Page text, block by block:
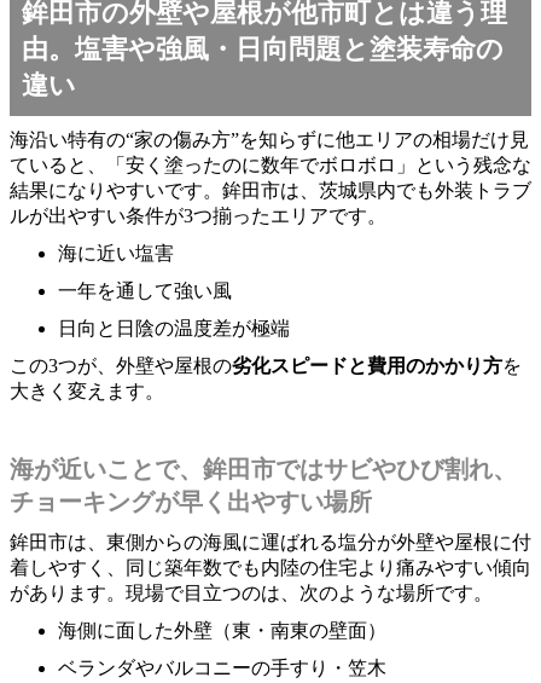
鉾田市の外壁や屋根が他市町とは違う理
由。塩害や強風・日向問題と塗装寿命の
違い
海沿い特有の“家の傷み方”を知らずに他エリアの相場だけ見
ていると、「安く塗ったのに数年でボロボロ」という残念な
結果になりやすいです。鉾田市は、茨城県内でも外装トラブ
ルが出やすい条件が3つ揃ったエリアです。
海に近い塩害
一年を通して強い風
日向と日陰の温度差が極端
この3つが、外壁や屋根の劣化スピードと費用のかかり方を
大きく変えます。
海が近いことで、鉾田市ではサビやひび割れ、
チョーキングが早く出やすい場所
鉾田市は、東側からの海風に運ばれる塩分が外壁や屋根に付
着しやすく、同じ築年数でも内陸の住宅より痛みやすい傾向
があります。現場で目立つのは、次のような場所です。
海側に面した外壁（東・南東の壁面）
ベランダやバルコニーの手すり・笠木